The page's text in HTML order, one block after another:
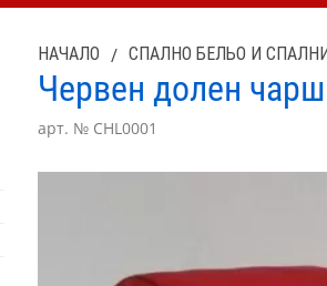
НАЧАЛО / СПАЛНО БЕЛЬО И
Червен долен
арт. № CHL0001